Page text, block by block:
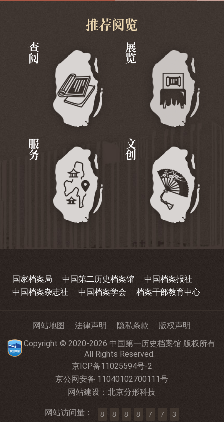
推荐阅览
查阅 展览
服务 文创
国家档案局 中国第二历史档案馆
中国档案报社
中国档案杂志社
中国档案学会 档案干部教育中心
网站地图 法律声明 隐私条款
版权声明
Copyright © 2020-2026 中国第一历史档案馆 版权所有
All Rights Reserved.
京ICP备11025594号-2
京公网安备 11040102700111号
网站建设 ： 北京分形科技
网站访问量： 8 8 8 8 7 7 3